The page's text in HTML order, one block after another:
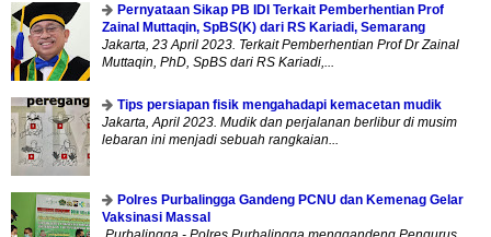
Pernyataan Sikap PB IDI Terkait Pemberhentian Prof
Zainal Muttaqin, SpBS(K) dari RS Kariadi, Semarang
Jakarta, 23 April 2023. Terkait Pemberhentian Prof Dr Zainal
Muttaqin, PhD, SpBS dari RS Kariadi,...
Tips persiapan fisik mengahadapi kemacetan mudik
Jakarta, April 2023. Mudik dan perjalanan berlibur di musim
lebaran ini menjadi sebuah rangkaian...
Polres Purbalingga Gandeng PCNU dan Kemenag Gelar
Vaksinasi Massal